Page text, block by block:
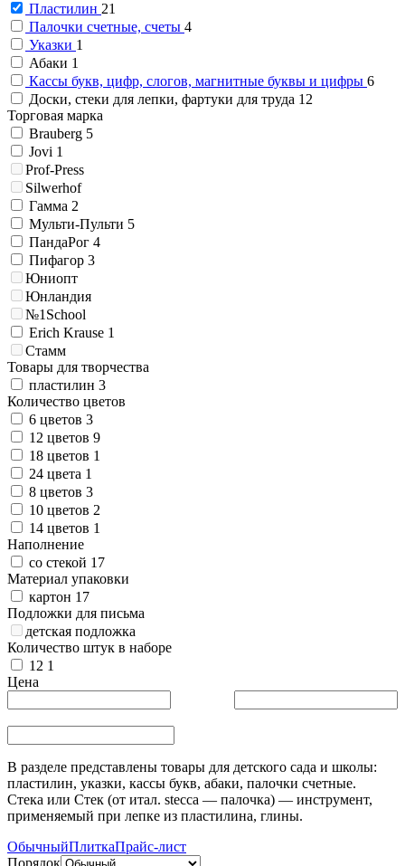
Пластилин 21
Палочки счетные, счеты 4
Указки 1
Абаки 1
Кассы букв, цифр, слогов, магнитные буквы и цифры 6
Доски, стеки для лепки, фартуки для труда 12
Торговая марка
Brauberg 5
Jovi 1
Prof-Press
Silwerhof
Гамма 2
Мульти-Пульти 5
ПандаРог 4
Пифагор 3
Юниопт
Юнландия
№1School
Erich Krause 1
Стамм
Товары для творчества
пластилин 3
Количество цветов
6 цветов 3
12 цветов 9
18 цветов 1
24 цвета 1
8 цветов 3
10 цветов 2
14 цветов 1
Наполнение
со стекой 17
Материал упаковки
картон 17
Подложки для письма
детская подложка
Количество штук в наборе
12 1
Цена
В разделе представлены товары для детского сада и школы:
пластилин, указки, кассы букв, абаки, палочки счетные.
Стека или Стек (от итал. stecca — палочка) — инструмент,
применяемый при лепке из пластилина, глины.
ОбычныйПлиткаПрайс-лист